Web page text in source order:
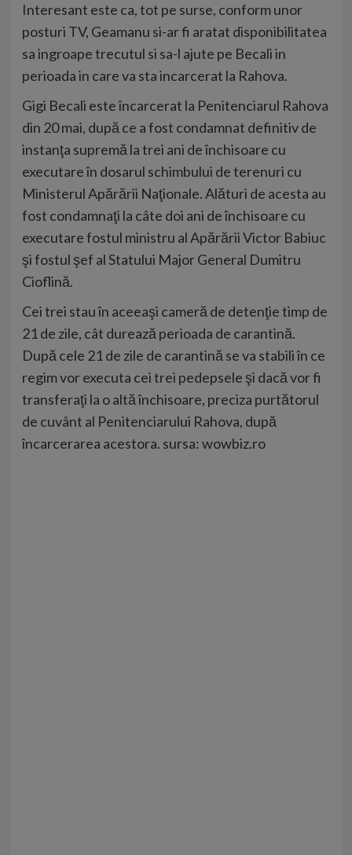
Interesant este ca, tot pe surse, conform unor
posturi TV, Geamanu si-ar fi aratat disponibilitatea
sa ingroape trecutul si sa-l ajute pe Becali in
perioada in care va sta incarcerat la Rahova.
Gigi Becali este încarcerat la Penitenciarul Rahova
din 20 mai, după ce a fost condamnat definitiv de
instanţa supremă la trei ani de închisoare cu
executare în dosarul schimbului de terenuri cu
Ministerul Apărării Naţionale. Alături de acesta au
fost condamnaţi la câte doi ani de închisoare cu
executare fostul ministru al Apărării Victor Babiuc
şi fostul şef al Statului Major General Dumitru
Cioflină.
Cei trei stau în aceeaşi cameră de detenţie timp de
21 de zile, cât durează perioada de carantină.
După cele 21 de zile de carantină se va stabili în ce
regim vor executa cei trei pedepsele şi dacă vor fi
transferaţi la o altă închisoare, preciza purtătorul
de cuvânt al Penitenciarului Rahova, după
încarcerarea acestora. sursa: wowbiz.ro